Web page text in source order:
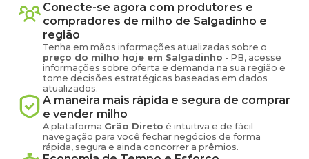
Conecte-se agora com produtores e
compradores de milho de Salgadinho e
região
Tenha em mãos informações atualizadas sobre o
preço do milho hoje em Salgadinho - PB, acesse
informações sobre oferta e demanda na sua região e
tome decisões estratégicas baseadas em dados
atualizados.
A maneira mais rápida e segura de comprar
e vender milho
A plataforma Grão Direto é intuitiva e de fácil
navegação para você fechar negócios de forma
rápida, segura e ainda concorrer a prêmios.